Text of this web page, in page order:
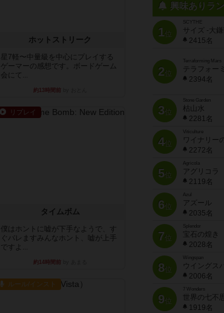
ホットストリーク
星7軽〜中量級を中心にプレイする
ゲーマーの感想です。ボードゲーム
会にて...
約13時間前
リプレイ
タイムボム
僕はホントに嘘が下手なようで、す
ぐバレますみんなホント、嘘が上手
ですよ...
約14時間前
ルール/インスト
興味ありラ
1位
SCYTHE
サイズ -大
2415名
2位
Terraforming Mars
テラフォー
2394名
3位
Stone Garden
枯山水
2281名
4位
Viticulture
ワイナリー
2272名
5位
Agricola
アグリコラ
2119名
6位
Azul
アズール
2035名
7位
宝石の煌き
2028名
8位
Wingspan
ウイングス
2006名
9位
7 Wonders
世界の七不
1919名